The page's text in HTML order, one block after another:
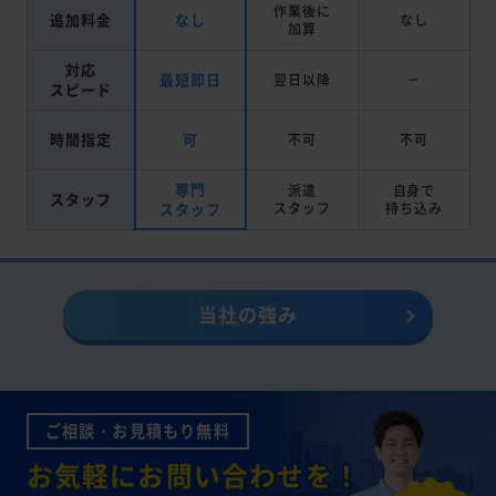
追加料金 なし
作業後に
加算
なし
対応
スピード
最短即日 翌日以降 －
時間指定 可 不可 不可
スタッフ
専門
スタッフ
派遣
スタッフ
自身で
持ち込み
当社の強み
ご相談・お見積もり無料
お気軽にお問い合わせを！